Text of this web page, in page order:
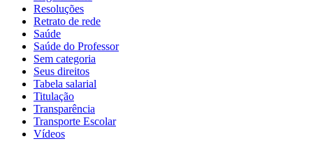
Resoluções
Retrato de rede
Saúde
Saúde do Professor
Sem categoria
Seus direitos
Tabela salarial
Titulação
Transparência
Transporte Escolar
Vídeos